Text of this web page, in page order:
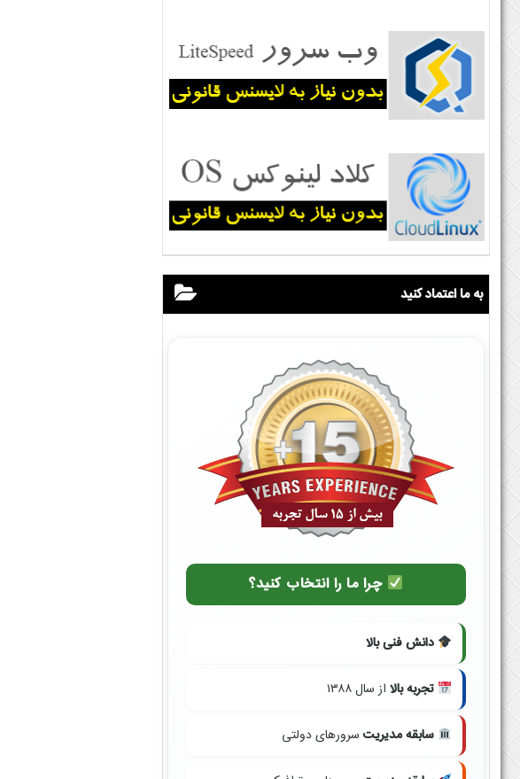
به ما اعتماد کنید
چرا ما را انتخاب کنید؟
دانش فنی بالا
تجربه بالا از سال ۱۳۸۸
سابقه مدیریت سرورهای دولتی